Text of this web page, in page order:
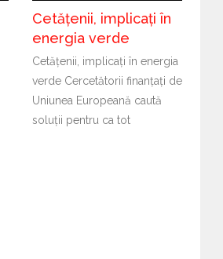
Cetățenii, implicați în
energia verde
Cetățenii, implicați în energia
verde Cercetătorii finanțați de
Uniunea Europeană caută
soluții pentru ca tot